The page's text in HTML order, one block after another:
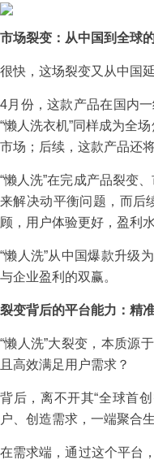
市场裂变：从中国到全球
很快，这场裂变又从中国
4月份，这款产品在国内
“懒人洗衣机”同样成为全
市场；后续，这款产品还
“懒人洗”在完成产品裂变
来解决动平衡问题，而后
顾，用户体验更好，盈利
“懒人洗”从中国爆款升级
与企业盈利的双赢。
裂变背后的平台能力：精
“懒人洗”大裂变，本质源
且高效满足用户需求？
背后，离不开其“全球首
户、创造需求，一端聚合
在需求端，通过这个平台